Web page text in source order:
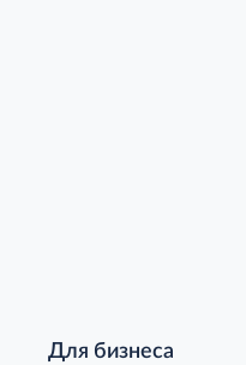
Для бизнеса